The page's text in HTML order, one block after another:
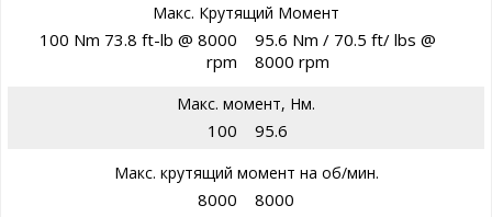
Макс. Крутящий Момент
100 Nm 73.8 ft-lb @ 8000
rpm
95.6 Nm / 70.5 ft/ lbs @
8000 rpm
Макс. момент, Нм.
100 95.6
Макс. крутящий момент на об/мин.
8000 8000